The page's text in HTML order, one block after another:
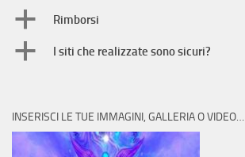
a Rimborsi
a I siti che realizzate sono sicuri?
INSERISCI LE TUE IMMAGINI, GALLERIA O VIDEO…